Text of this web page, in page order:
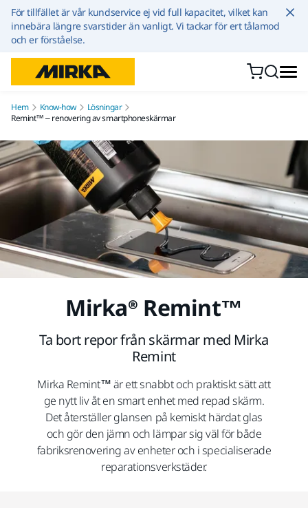
Hoppa till innehållet
För tillfället är vår kundservice ej vid full kapacitet, vilket kan
innebära längre svarstider än vanligt. Vi tackar för ert tålamod
och er förståelse.
Hem Know-how
Lösningar
Remint™ – renovering av smartphoneskärmar
Mirka® Remint™
Ta bort repor från skärmar med Mirka
Remint
Mirka Remint™ är ett snabbt och praktiskt sätt att
ge nytt liv åt en smart enhet med repad skärm.
Det återställer glansen på kemiskt härdat glas
och gör den jämn och lämpar sig väl för både
fabriksrenovering av enheter och i specialiserade
reparationsverkstäder.